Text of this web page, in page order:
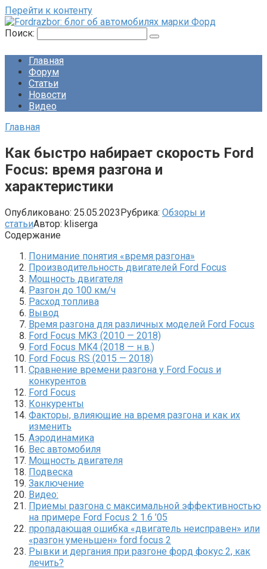
Перейти к контенту
Поиск:
Главная
Форум
Статьи
Новости
Видео
Главная
Как быстро набирает скорость Ford
Focus: время разгона и
характеристики
Опубликовано: 25.05.2023Рубрика: Обзоры и
статьиАвтор: kliserga
Содержание
Понимание понятия «время разгона»
Производительность двигателей Ford Focus
Мощность двигателя
Разгон до 100 км/ч
Расход топлива
Вывод
Время разгона для различных моделей Ford Focus
Ford Focus MK3 (2010 — 2018)
Ford Focus MK4 (2018 — н.в.)
Ford Focus RS (2015 — 2018)
Сравнение времени разгона у Ford Focus и
конкурентов
Ford Focus
Конкуренты
Факторы, влияющие на время разгона и как их
изменить
Аэродинамика
Вес автомобиля
Мощность двигателя
Подвеска
Заключение
Видео:
Приемы разгона с максимальной эффективностью
на примере Ford Focus 2 1.6 ’05
пропадающая ошибка «двигатель неисправен» или
«разгон уменьшен» ford focus 2
Рывки и дергания при разгоне форд фокус 2, как
лечить?